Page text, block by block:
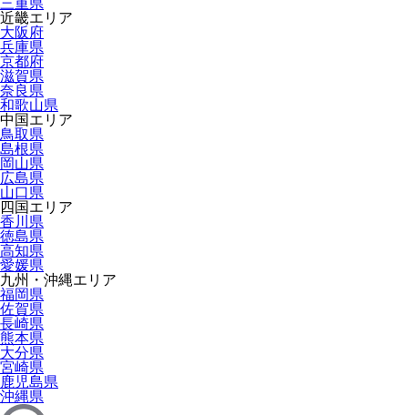
三重県
近畿エリア
大阪府
兵庫県
京都府
滋賀県
奈良県
和歌山県
中国エリア
鳥取県
島根県
岡山県
広島県
山口県
四国エリア
香川県
徳島県
高知県
愛媛県
九州・沖縄エリア
福岡県
佐賀県
長崎県
熊本県
大分県
宮崎県
鹿児島県
沖縄県